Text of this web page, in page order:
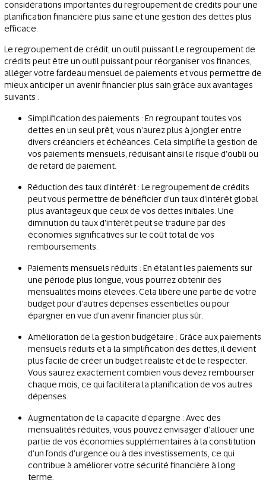
considérations importantes du regroupement de crédits pour une
planification financière plus saine et une gestion des dettes plus
efficace.
Le regroupement de crédit, un outil puissant Le regroupement de
crédits peut être un outil puissant pour réorganiser vos finances,
alléger votre fardeau mensuel de paiements et vous permettre de
mieux anticiper un avenir financier plus sain grâce aux avantages
suivants :
Simplification des paiements : En regroupant toutes vos
dettes en un seul prêt, vous n'aurez plus à jongler entre
divers créanciers et échéances. Cela simplifie la gestion de
vos paiements mensuels, réduisant ainsi le risque d'oubli ou
de retard de paiement.
Réduction des taux d'intérêt : Le regroupement de crédits
peut vous permettre de bénéficier d'un taux d'intérêt global
plus avantageux que ceux de vos dettes initiales. Une
diminution du taux d'intérêt peut se traduire par des
économies significatives sur le coût total de vos
remboursements.
Paiements mensuels réduits : En étalant les paiements sur
une période plus longue, vous pourrez obtenir des
mensualités moins élevées. Cela libère une partie de votre
budget pour d'autres dépenses essentielles ou pour
épargner en vue d'un avenir financier plus sûr.
Amélioration de la gestion budgétaire : Grâce aux paiements
mensuels réduits et à la simplification des dettes, il devient
plus facile de créer un budget réaliste et de le respecter.
Vous saurez exactement combien vous devez rembourser
chaque mois, ce qui facilitera la planification de vos autres
dépenses.
Augmentation de la capacité d'épargne : Avec des
mensualités réduites, vous pouvez envisager d'allouer une
partie de vos économies supplémentaires à la constitution
d'un fonds d'urgence ou à des investissements, ce qui
contribue à améliorer votre sécurité financière à long
terme.